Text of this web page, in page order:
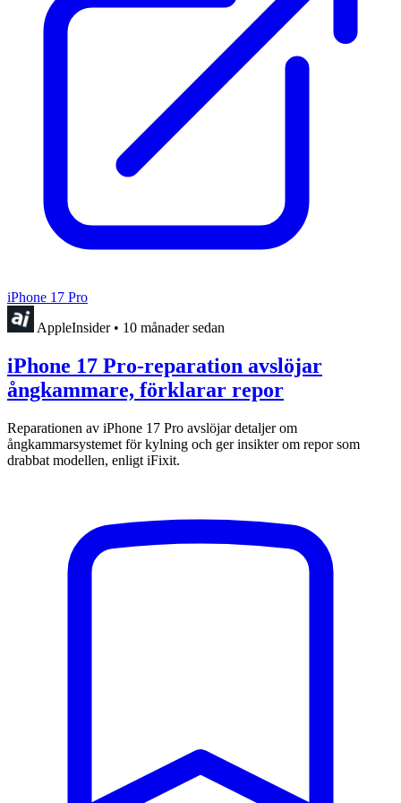
iPhone 17 Pro
AppleInsider • 10 månader sedan
iPhone 17 Pro-reparation avslöjar
ångkammare, förklarar repor
Reparationen av iPhone 17 Pro avslöjar detaljer om
ångkammarsystemet för kylning och ger insikter om repor som
drabbat modellen, enligt iFixit.